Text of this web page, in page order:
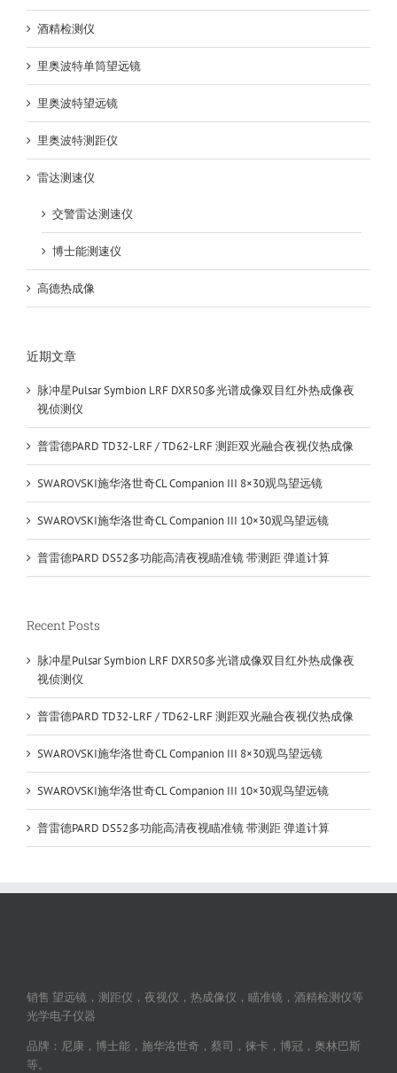
酒精检测仪
里奥波特单筒望远镜
里奥波特望远镜
里奥波特测距仪
雷达测速仪
交警雷达测速仪
博士能测速仪
高德热成像
近期文章
脉冲星Pulsar Symbion LRF DXR50多光谱成像双目红外热成像夜
视侦测仪
普雷德PARD TD32-LRF / TD62-LRF 测距双光融合夜视仪热成像
SWAROVSKI施华洛世奇CL Companion III 8×30观鸟望远镜
SWAROVSKI施华洛世奇CL Companion III 10×30观鸟望远镜
普雷德PARD DS52多功能高清夜视瞄准镜 带测距 弹道计算
Recent Posts
脉冲星Pulsar Symbion LRF DXR50多光谱成像双目红外热成像夜
视侦测仪
普雷德PARD TD32-LRF / TD62-LRF 测距双光融合夜视仪热成像
SWAROVSKI施华洛世奇CL Companion III 8×30观鸟望远镜
SWAROVSKI施华洛世奇CL Companion III 10×30观鸟望远镜
普雷德PARD DS52多功能高清夜视瞄准镜 带测距 弹道计算
销售 望远镜，测距仪，夜视仪，热成像仪，瞄准镜，酒精检测仪等
光学电子仪器
品牌：尼康，博士能，施华洛世奇，蔡司，徕卡，博冠，奥林巴斯
等。